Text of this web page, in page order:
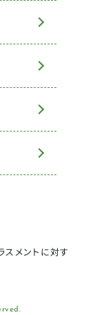
スメントに対す